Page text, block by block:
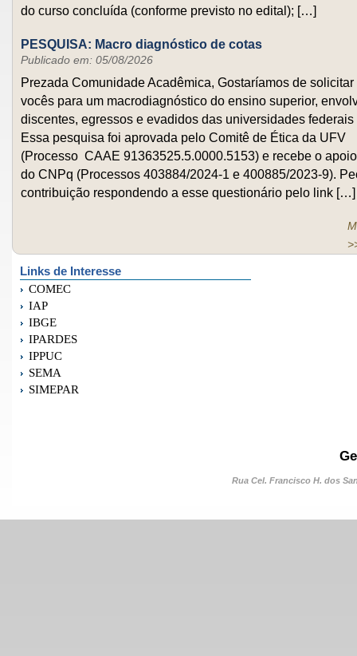
do curso concluída (conforme previsto no edital); […]
PESQUISA: Macro diagnóstico de cotas
Publicado em: 05/08/2026
Prezada Comunidade Acadêmica, Gostaríamos de
vocês para um macrodiagnóstico do ensino superior,
discentes, egressos e evadidos das universidades
Essa pesquisa foi aprovada pelo Comitê de Ética da UFV
(Processo CAAE 91363525.5.0000.5153) e recebe o
do CNPq (Processos 403884/2024-1 e 400885/2023-9).
contribuição respondendo a esse questionário pelo link […]
Links de Interesse
COMEC
IAP
IBGE
IPARDES
IPPUC
SEMA
SIMEPAR
Rua Cel. Francisco H. dos